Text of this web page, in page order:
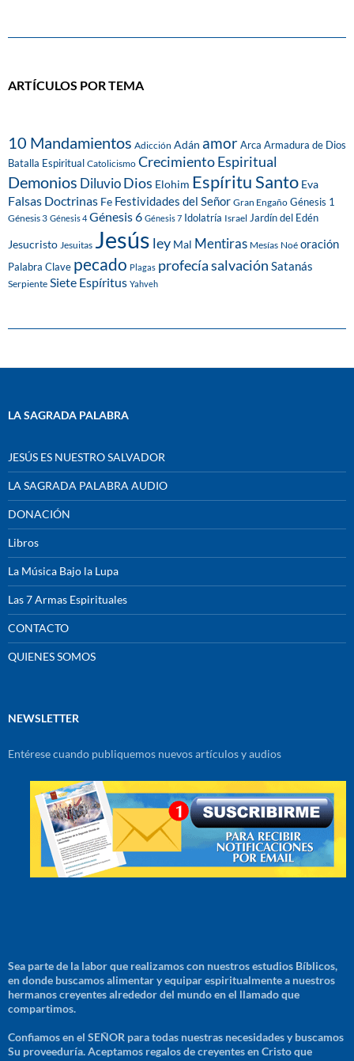
ARTÍCULOS POR TEMA
10 Mandamientos Adicción Adán amorArca Armadura de Dios
Batalla Espiritual Catolicismo Crecimiento Espiritual
Demonios DiluvioDios Elohim Espíritu Santo Eva
Falsas Doctrinas Fe Festividades del Señor Gran Engaño Génesis 1
Génesis 3 Génesis 4 Génesis 6 Génesis 7 Idolatría Israel Jardín del Edén
Jesucristo Jesuitas Jesús ley Mal Mentiras Mesías Noé oración
Palabra Clave pecado Plagas profecíasalvación Satanás
Serpiente Siete Espíritus Yahveh
LA SAGRADA PALABRA
JESÚS ES NUESTRO SALVADOR
LA SAGRADA PALABRA AUDIO
DONACIÓN
Libros
La Música Bajo la Lupa
Las 7 Armas Espirituales
CONTACTO
QUIENES SOMOS
NEWSLETTER
Entérese cuando publiquemos nuevos artículos y audios
Sea parte de la labor que realizamos con nuestros estudios Bíblicos,
en donde buscamos alimentar y equipar espiritualmente a nuestros
hermanos creyentes alrededor del mundo en el llamado que
compartimos.
Confiamos en el SEÑOR para todas nuestras necesidades y buscamos
Su proveeduría. Aceptamos regalos de creyentes en Cristo que